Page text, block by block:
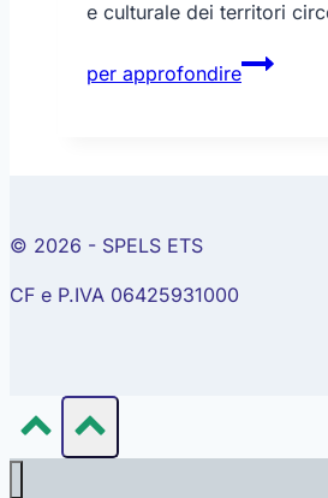
e culturale dei territori
per approfondire
Tiburtina
Valeria
© 2026 - SPELS ETS
CF e P.IVA 06425931000